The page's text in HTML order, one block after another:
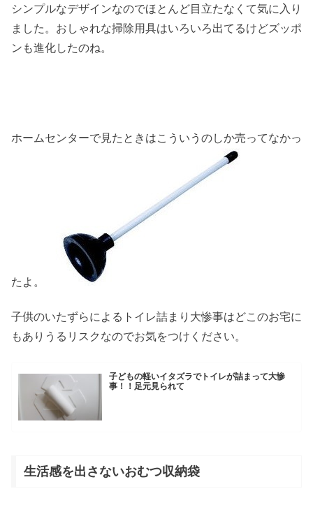
シンプルなデザインなのでほとんど目立たなくて気に入り
ました。おしゃれな掃除用具はいろいろ出てるけどズッポ
ンも進化したのね。
ホームセンターで見たときはこういうのしか売ってなかっ
たよ。
子供のいたずらによるトイレ詰まり大惨事はどこのお宅に
もありうるリスクなのでお気をつけください。
子どもの軽いイタズラでトイレが詰まって大惨
事！！足元見られて
生活感を出さないおむつ収納袋